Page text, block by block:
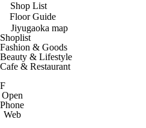
Shop List
Floor Guide
Jiyugaoka map
Shoplist
Fashion & Goods
Beauty & Lifestyle
Cafe & Restaurant
F
Open
Phone
Web